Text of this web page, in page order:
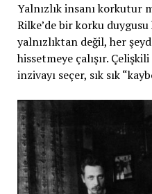
Yalnızlık insanı korkutur
Rilke’de bir korku
yalnızlıktan değil, her
hissetmeye çalışır.
inzivayı seçer, sık sık